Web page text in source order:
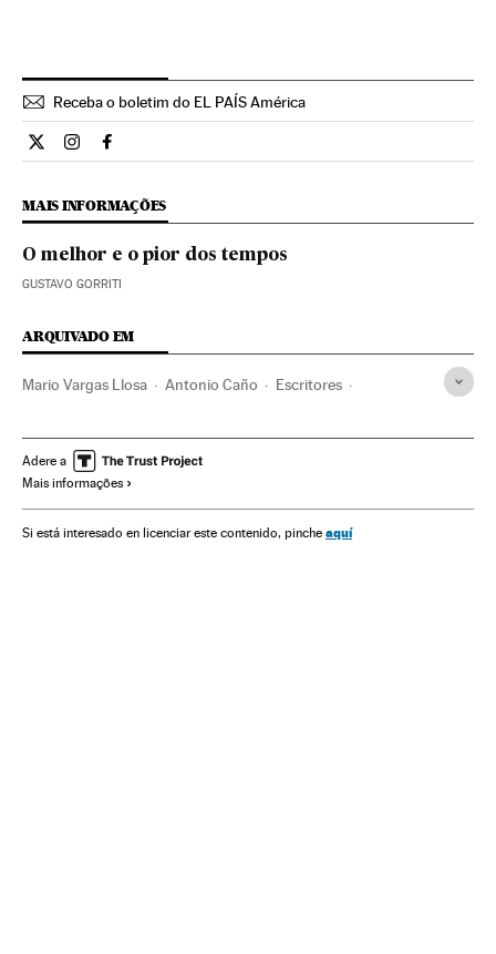
Receba o boletim do EL PAÍS América
Cultura El País Brasil en Twitter
Cultura El País Brasil en Instagram
Cultura El País Brasil en Facebook
MAIS INFORMAÇÕES
O melhor e o pior dos tempos
GUSTAVO GORRITI
ARQUIVADO EM
Mario Vargas Llosa Antonio Caño Escritores
Meios comunicação Comunicação
Adere a
Mais informações
Si está interesado en licenciar este contenido, pinche aquí